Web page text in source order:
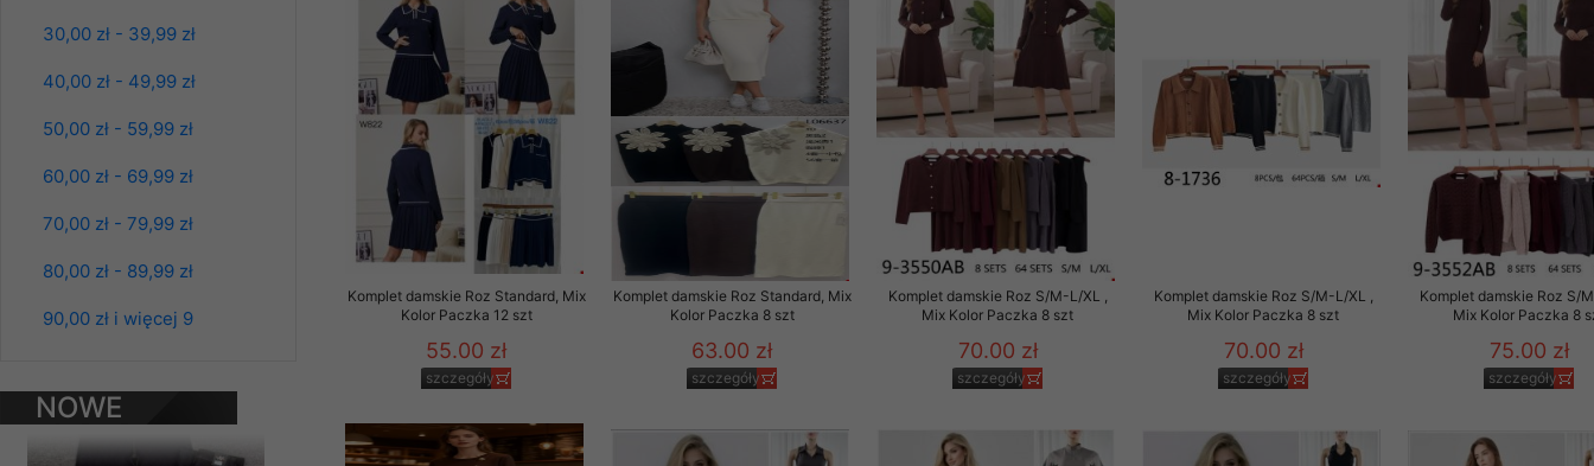
30,00 zł - 39,99 zł
40,00 zł - 49,99 zł
50,00 zł - 59,99 zł
60,00 zł - 69,99 zł
70,00 zł - 79,99 zł
80,00 zł - 89,99 zł
90,00 zł i więcej 9
NOWE
PRODUKTY
jeansy Roz 25-30, 1
szczegóły
Komplet damskie Roz Standard, Mix
Kolor Paczka 12 szt
55.00 zł
szczegóły
Komplet damskie Roz Standard, Mix
Kolor Paczka 8 szt
63.00 zł
szczegóły
Komplet damskie Roz S/M-L/XL ,
Mix Kolor Paczka 8 szt
70.00 zł
szczegóły
Komplet damskie Roz S/M-L/XL ,
Mix Kolor Paczka 8 szt
70.00 zł
szczegóły
Komplet damskie Roz S/
Mix Kolor Paczka 8
75.00 zł
szczegóły
Materiały reklamowo - promocyjne wysyłamy Klientom jedynie wówczas, gdy wyrazili na to zgodę. Dotyczy to w
szczególności newslettera wysyłanego Klientowi, jeżeli potwierdzi wyraźnie wskazanego przez nas linka
zawierającego akceptację na otrzymywanie newslettera o aktualnych promocjach, rabatach i nowościach w
naszym Sklepie. Materiały te dotyczą wyłącznie oferty naszego Sklepu.
Wszelkie pytania, wnioski i sugestie odnoszące się do ochrony Państwa prywatności, w szczególności danych
osobowych prosimy zgłaszać na email